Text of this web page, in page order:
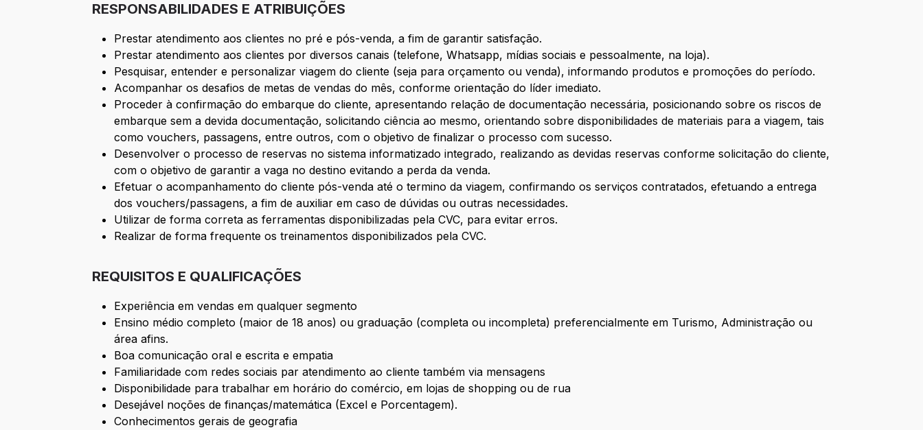
RESPONSABILIDADES E ATRIBUIÇÕES
Prestar atendimento aos clientes no pré e pós-venda, a fim de garantir satisfação.
Prestar atendimento aos clientes por diversos canais (telefone, Whatsapp, mídias sociais e pessoalmente, na loja).
Pesquisar, entender e personalizar viagem do cliente (seja para orçamento ou venda), informando produtos e promoções do período.
Acompanhar os desafios de metas de vendas do mês, conforme orientação do líder imediato.
Proceder à confirmação do embarque do cliente, apresentando relação de documentação necessária, posicionando sobre os riscos de
embarque sem a devida documentação, solicitando ciência ao mesmo, orientando sobre disponibilidades de materiais para a viagem, tais
como vouchers, passagens, entre outros, com o objetivo de finalizar o processo com sucesso.
Desenvolver o processo de reservas no sistema informatizado integrado, realizando as devidas reservas conforme solicitação do cliente,
com o objetivo de garantir a vaga no destino evitando a perda da venda.
Efetuar o acompanhamento do cliente pós-venda até o termino da viagem, confirmando os serviços contratados, efetuando a entrega
dos vouchers/passagens, a fim de auxiliar em caso de dúvidas ou outras necessidades.
Utilizar de forma correta as ferramentas disponibilizadas pela CVC, para evitar erros.
Realizar de forma frequente os treinamentos disponibilizados pela CVC.
REQUISITOS E QUALIFICAÇÕES
Experiência em vendas em qualquer segmento
Ensino médio completo (maior de 18 anos) ou graduação (completa ou incompleta) preferencialmente em Turismo, Administração ou
área afins.
Boa comunicação oral e escrita e empatia
Familiaridade com redes sociais par atendimento ao cliente também via mensagens
Disponibilidade para trabalhar em horário do comércio, em lojas de shopping ou de rua
Desejável noções de finanças/matemática (Excel e Porcentagem).
Conhecimentos gerais de geografia